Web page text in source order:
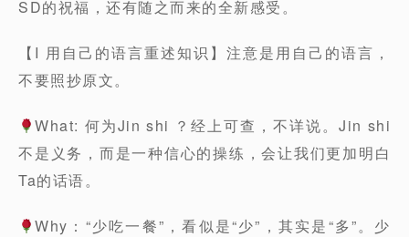
SD的祝福，还有随之而来的全新感受。
【I 用自己的语言重述知识】注意是用自己的语言，
不要照抄原文。
What: 何为Jin shi ？经上可查，不详说。Jin shi
不是义务，而是一种信心的操练，会让我们更加明白
Ta的话语。
Why：“少吃一餐”，看似是“少”，其实是“多”。少